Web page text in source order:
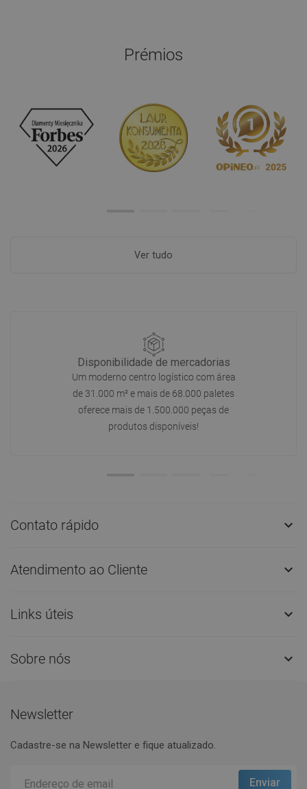
Prémios
Ver tudo
Disponibilidade de mercadorias
Um moderno centro logístico com área
de 31.000 m² e mais de 68.000 paletes
oferece mais de 1.500.000 peças de
produtos disponíveis!
Contato rápido 
Atendimento ao Cliente 
Links úteis 
Sobre nós 
Newsletter
Cadastre-se na Newsletter e fique atualizado.